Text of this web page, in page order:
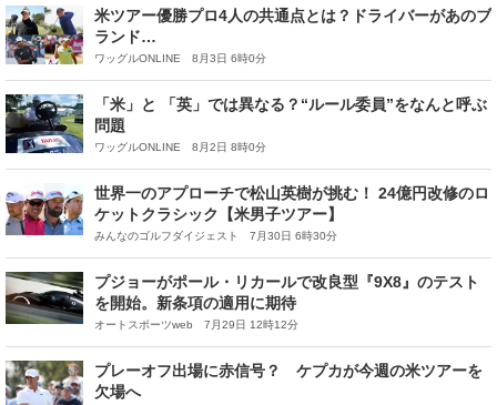
米ツアー優勝プロ4人の共通点とは？ドライバーがあのブ
ランド…
ワッグルONLINE 8月3日 6時0分
「米」と 「英」では異なる？“ルール委員”をなんと呼ぶ
問題
ワッグルONLINE 8月2日 8時0分
世界一のアプローチで松山英樹が挑む！ 24億円改修のロ
ケットクラシック【米男子ツアー】
みんなのゴルフダイジェスト 7月30日 6時30分
プジョーがポール・リカールで改良型『9X8』のテスト
を開始。新条項の適用に期待
オートスポーツweb 7月29日 12時12分
プレーオフ出場に赤信号？ ケプカが今週の米ツアーを
欠場へ